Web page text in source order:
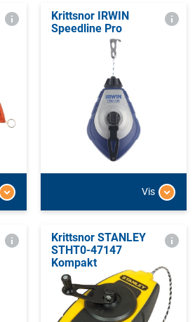
Krittsnor IRWIN
Speedline Pro
Vis
Krittsnor STANLEY
STHT0-47147
Kompakt